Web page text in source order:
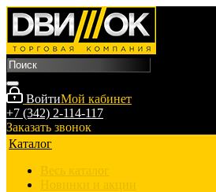
ВойтиМой кабинет
+7 (342) 2-114-117
Заказать звонок
Каталог
Весь каталог
Новинки и акции